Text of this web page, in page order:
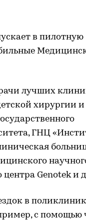
в пилотную
лучших
хирургии и
ГНЦ
Genotek и
в
с помощью